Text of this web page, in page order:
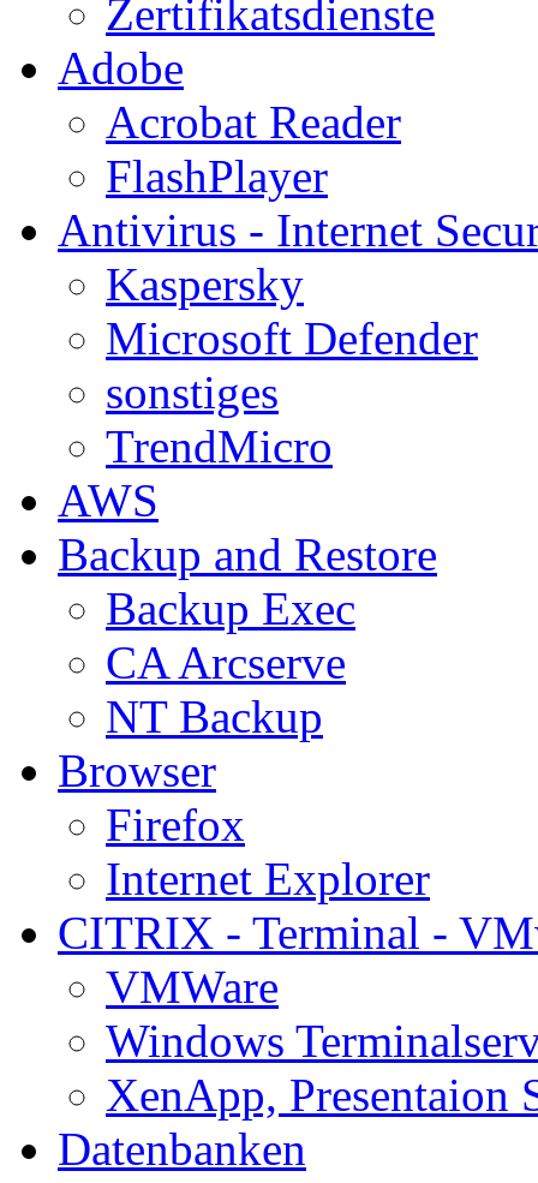
Zertifikatsdienste
Adobe
Acrobat Reader
FlashPlayer
Antivirus - Internet
Kaspersky
Microsoft Defender
sonstiges
TrendMicro
AWS
Backup and Restore
Backup Exec
CA Arcserve
NT Backup
Browser
Firefox
Internet Explorer
CITRIX - Terminal -
VMWare
Windows
XenApp, Presentaion
Datenbanken